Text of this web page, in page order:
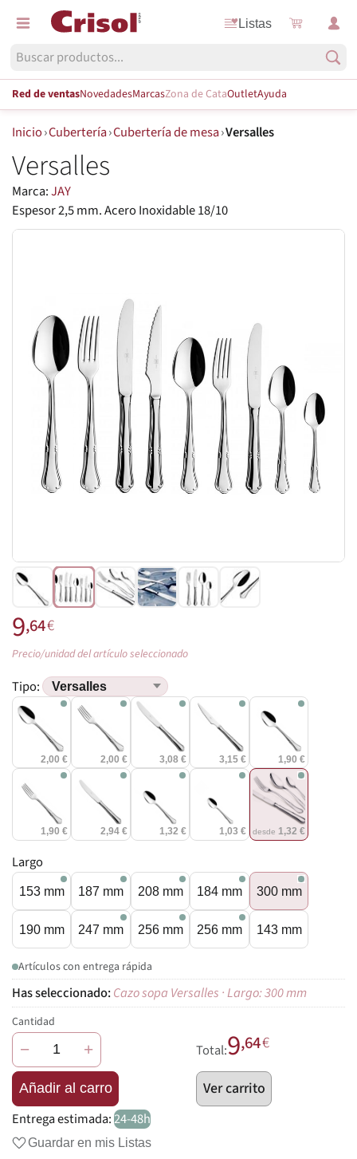
Listas
Red de ventasNovedadesMarcasZona de CataOutletAyuda
Inicio›Cubertería›Cubertería de mesa›Versalles
Versalles
Marca:JAY
Espesor 2,5 mm. Acero Inoxidable 18/10
9,64€
Precio/unidad del artículo seleccionado
Tipo:
2,00 € 2,00 € 3,08 € 3,15 € 1,90 €
1,90 € 2,94 € 1,32 € 1,03 € desde 1,32 €
Largo
153 mm 187 mm 208 mm 184 mm 300 mm
190 mm 247 mm 256 mm 256 mm 143 mm
Artículos con entrega rápida
Cazo sopa Versalles · Largo: 300 mm
Cantidad
− +
Añadir al carro
Total:9,64€
Ver carrito
Entrega estimada:24-48h
Guardar en mis Listas